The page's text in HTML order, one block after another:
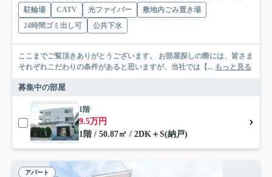
駐輪場 CATV 光ファイバー
敷地内ごみ置き場
24時間ゴミ出し可
公共下水
ここまでご覧頂きありがとうございます。 お部屋探しの際には、皆さま
それぞれこだわりの条件があると思いますが、当社では【... もっと見る
募集中の部屋
1階
9.5万円
1階 / 50.87㎡ / 2DK＋S(納戸)
アパート